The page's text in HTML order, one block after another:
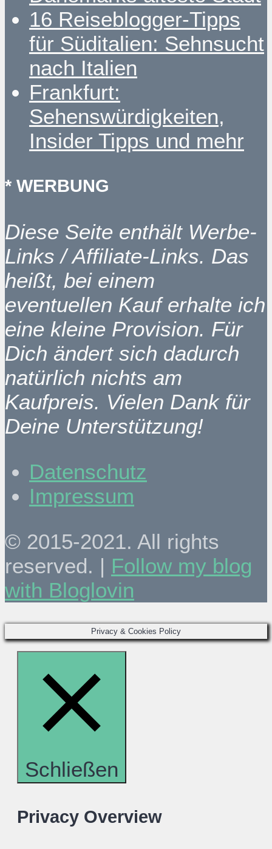
16 Reiseblogger-Tipps
für Süditalien: Sehnsucht
nach Italien
Frankfurt:
Sehenswürdigkeiten,
Insider Tipps und mehr
* WERBUNG
Diese Seite enthält Werbe-
Links / Affiliate-Links. Das
heißt, bei einem
eventuellen Kauf erhalte ich
eine kleine Provision. Für
Dich ändert sich dadurch
natürlich nichts am
Kaufpreis. Vielen Dank für
Deine Unterstützung!
Datenschutz
Impressum
© 2015-2021. All rights
reserved. | Follow my blog
with Bloglovin
Privacy & Cookies Policy
Schließen
Privacy Overview